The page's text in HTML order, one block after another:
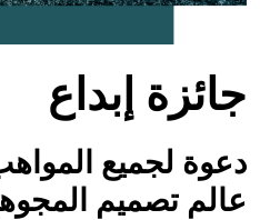
جائزة إبداع
دعوة لجميع
عالم تصميم